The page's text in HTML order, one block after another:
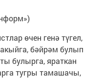
өчен генә түгел,
бәйрәм булып
булырга, яраткан
тугры тамашачы,